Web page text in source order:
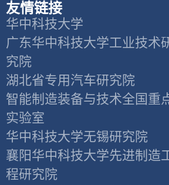
友情链接
华中科技大学
广东华中科技大学工业技术
究院
湖北省专用汽车研究院
智能制造装备与技术全国重
实验室
华中科技大学无锡研究院
襄阳华中科技大学先进制造
程研究院